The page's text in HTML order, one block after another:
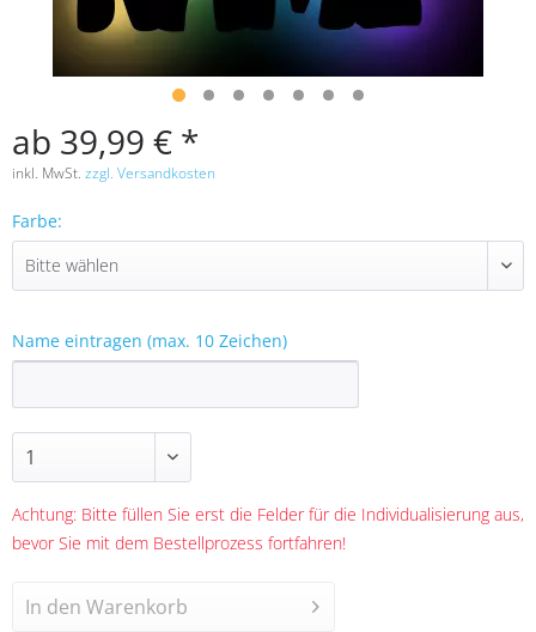
ab 39,99 € *
inkl. MwSt. zzgl. Versandkosten
Farbe:
Name eintragen (max. 10 Zeichen)
Achtung: Bitte füllen Sie erst die Felder für die Individualisierung aus,
bevor Sie mit dem Bestellprozess fortfahren!
In den Warenkorb